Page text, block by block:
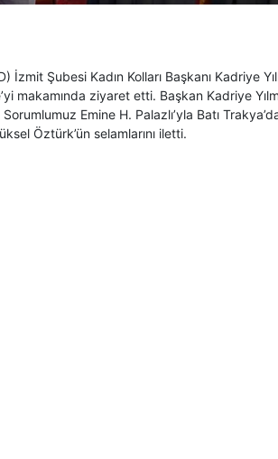
İzmit Şubesi Kadın Kolları Başkanı Kadriye
makamında ziyaret etti. Başkan Kadriye
Emine H. Palazlı’yla Batı
Öztürk’ün selamlarını iletti.